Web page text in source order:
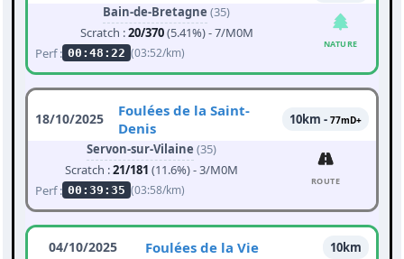
Bain-de-Bretagne (35)
Scratch :20/370(5.41%) - 7/M0M
Perf : 00:48:22 (03:52/km)
NATURE
18/10/2025
Foulées de la Saint-
Denis
10km - 77mD+
Servon-sur-Vilaine (35)
Scratch :21/181 (11.6%) - 3/M0M
Perf : 00:39:35 (03:58/km)
ROUTE
04/10/2025 Foulées de la Vie
10km